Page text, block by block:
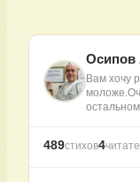
Осипов
Вам хочу
остальном
489стихов4